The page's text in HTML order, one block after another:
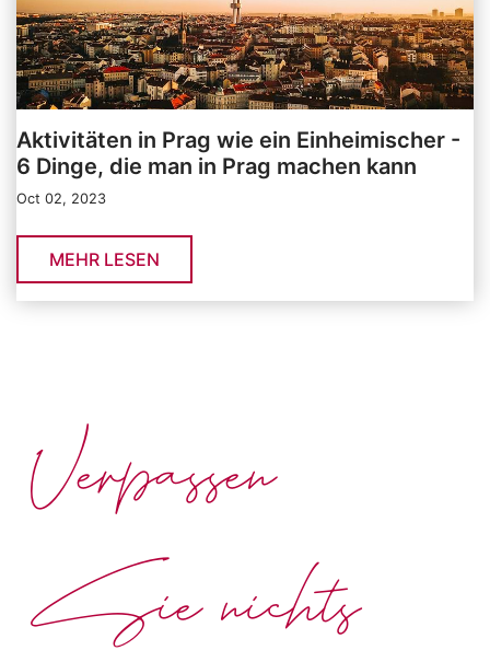
Aktivitäten in Prag wie ein Einheimischer -
6 Dinge, die man in Prag machen kann
Oct 02, 2023
MEHR LESEN
Verpassen
Sie nichts